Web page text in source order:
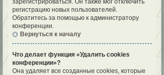
зарегистрироваться. Он также мог отключить
регистрацию новых пользователей.
Обратитесь за помощью к администратору
конференции.
Вернуться к началу
Что делает функция «Удалить cookies
конференции»?
Она удаляет все созданные cookies, которые